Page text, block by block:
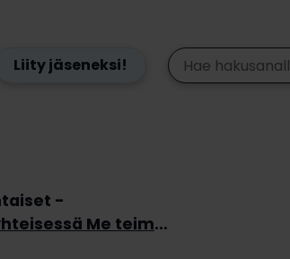
Liity jäseneksi!
Loimu mukana ammattiliittojen yhteisessä Me teimme sen -kampanjassa